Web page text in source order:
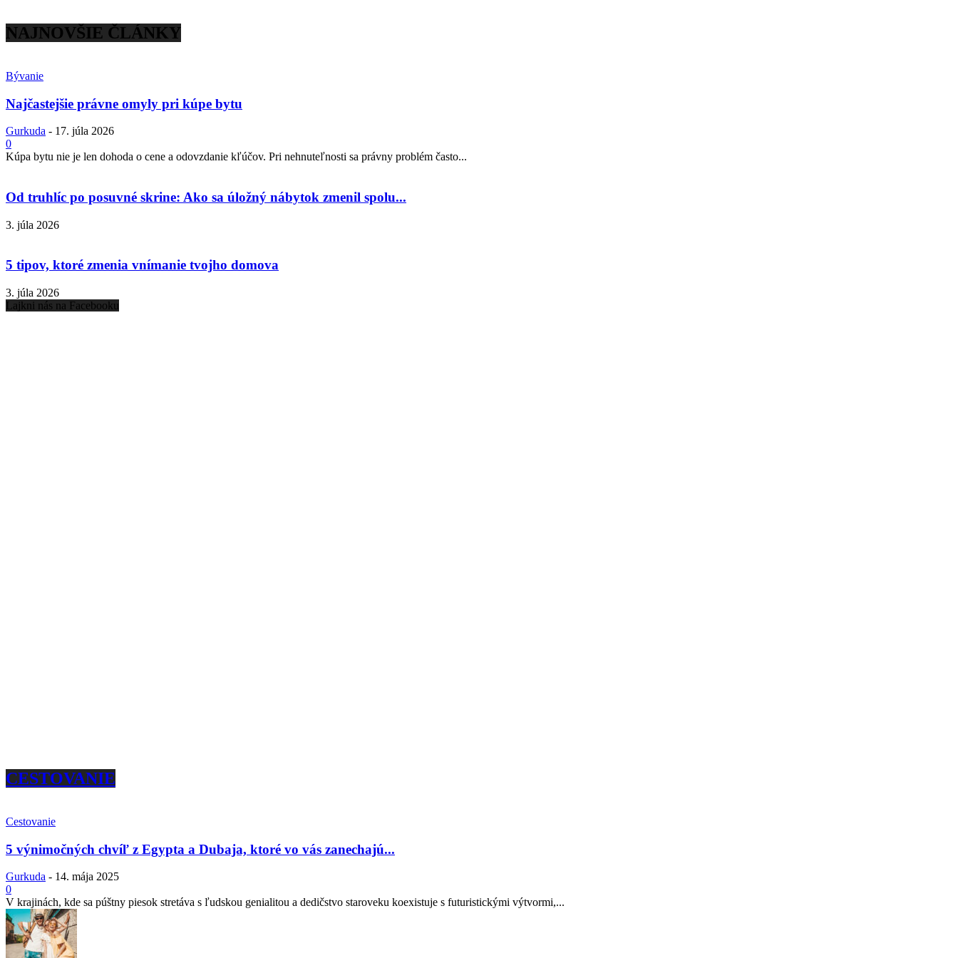
NAJNOVŠIE ČLÁNKY
Bývanie
Najčastejšie právne omyly pri kúpe bytu
Gurkuda - 17. júla 2026
0
Kúpa bytu nie je len dohoda o cene a odovzdanie kľúčov. Pri nehnuteľnosti sa právny problém často...
Od truhlíc po posuvné skrine: Ako sa úložný nábytok zmenil spolu...
3. júla 2026
5 tipov, ktoré zmenia vnímanie tvojho domova
3. júla 2026
Lajkni nás na Facebooku
CESTOVANIE
Cestovanie
5 výnimočných chvíľ z Egypta a Dubaja, ktoré vo vás zanechajú...
Gurkuda - 14. mája 2025
0
V krajinách, kde sa púštny piesok stretáva s ľudskou genialitou a dedičstvo staroveku koexistuje s futuristickými výtvormi,...